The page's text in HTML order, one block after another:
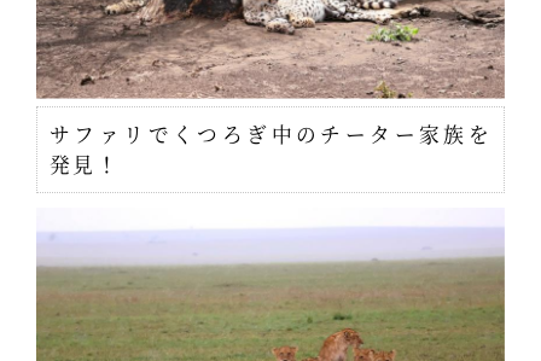
サファリでくつろぎ中のチーター家族を
発見！